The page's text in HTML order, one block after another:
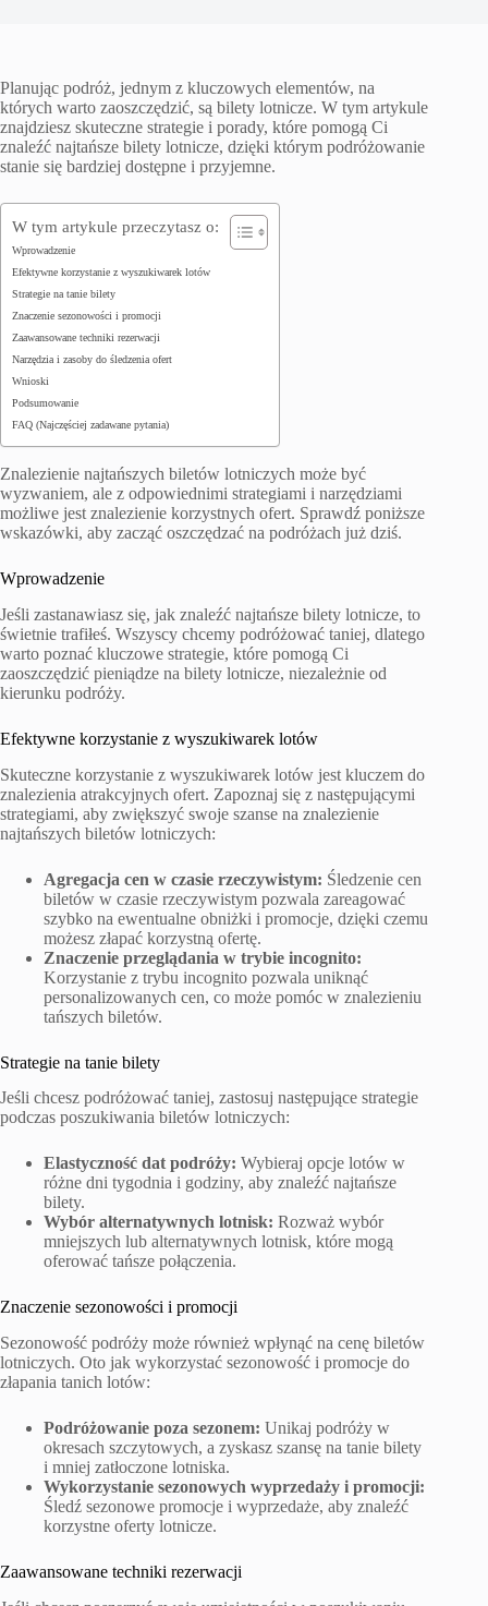
Planując podróż, jednym z kluczowych elementów, na
których warto zaoszczędzić, są bilety lotnicze. W tym artykule
znajdziesz skuteczne strategie i porady, które pomogą Ci
znaleźć najtańsze bilety lotnicze, dzięki którym podróżowanie
stanie się bardziej dostępne i przyjemne.
W tym artykule przeczytasz o:
Wprowadzenie
Efektywne korzystanie z wyszukiwarek lotów
Strategie na tanie bilety
Znaczenie sezonowości i promocji
Zaawansowane techniki rezerwacji
Narzędzia i zasoby do śledzenia ofert
Wnioski
Podsumowanie
FAQ (Najczęściej zadawane pytania)
Znalezienie najtańszych biletów lotniczych może być
wyzwaniem, ale z odpowiednimi strategiami i narzędziami
możliwe jest znalezienie korzystnych ofert. Sprawdź poniższe
wskazówki, aby zacząć oszczędzać na podróżach już dziś.
Wprowadzenie
Jeśli zastanawiasz się, jak znaleźć najtańsze bilety lotnicze, to
świetnie trafiłeś. Wszyscy chcemy podróżować taniej, dlatego
warto poznać kluczowe strategie, które pomogą Ci
zaoszczędzić pieniądze na bilety lotnicze, niezależnie od
kierunku podróży.
Efektywne korzystanie z wyszukiwarek lotów
Skuteczne korzystanie z wyszukiwarek lotów jest kluczem do
znalezienia atrakcyjnych ofert. Zapoznaj się z następującymi
strategiami, aby zwiększyć swoje szanse na znalezienie
najtańszych biletów lotniczych:
Agregacja cen w czasie rzeczywistym: Śledzenie cen
biletów w czasie rzeczywistym pozwala zareagować
szybko na ewentualne obniżki i promocje, dzięki czemu
możesz złapać korzystną ofertę.
Znaczenie przeglądania w trybie incognito:
Korzystanie z trybu incognito pozwala uniknąć
personalizowanych cen, co może pomóc w znalezieniu
tańszych biletów.
Strategie na tanie bilety
Jeśli chcesz podróżować taniej, zastosuj następujące strategie
podczas poszukiwania biletów lotniczych:
Elastyczność dat podróży: Wybieraj opcje lotów w
różne dni tygodnia i godziny, aby znaleźć najtańsze
bilety.
Wybór alternatywnych lotnisk: Rozważ wybór
mniejszych lub alternatywnych lotnisk, które mogą
oferować tańsze połączenia.
Znaczenie sezonowości i promocji
Sezonowość podróży może również wpłynąć na cenę biletów
lotniczych. Oto jak wykorzystać sezonowość i promocje do
złapania tanich lotów:
Podróżowanie poza sezonem: Unikaj podróży w
okresach szczytowych, a zyskasz szansę na tanie bilety
i mniej zatłoczone lotniska.
Wykorzystanie sezonowych wyprzedaży i promocji:
Śledź sezonowe promocje i wyprzedaże, aby znaleźć
korzystne oferty lotnicze.
Zaawansowane techniki rezerwacji